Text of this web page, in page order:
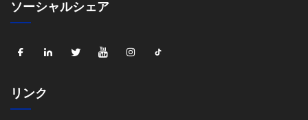
ソーシャルシェア
リンク